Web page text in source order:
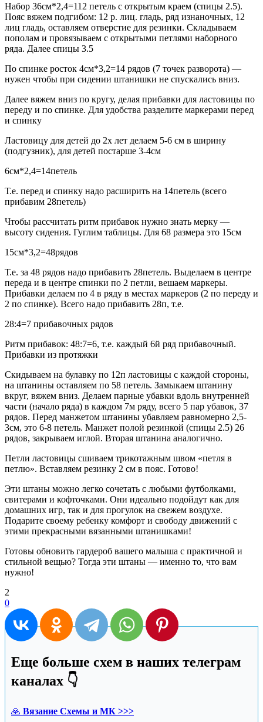
Набор 36см*2,4=112 петель с открытым краем (спицы 2.5).
Пояс вяжем подгибом: 12 р. лиц. гладь, ряд изнаночных, 12
лиц гладь, оставляем отверстие для резинки. Складываем
пополам и провязываем с открытыми петлями наборного
ряда. Далее спицы 3.5
По спинке росток 4см*3,2=14 рядов (7 точек разворота) —
нужен чтобы при сидении штанишки не спускались вниз.
Далее вяжем вниз по кругу, делая прибавки для ластовицы по
переду и по спинке. Для удобства разделите маркерами перед
и спинку
Ластовицу для детей до 2х лет делаем 5-6 см в ширину
(подгузник), для детей постарше 3-4см
6см*2,4=14петель
Т.е. перед и спинку надо расширить на 14петель (всего
прибавим 28петель)
Чтобы рассчитать ритм прибавок нужно знать мерку —
высоту сидения. Гуглим таблицы. Для 68 размера это 15см
15см*3,2=48рядов
Т.е. за 48 рядов надо прибавить 28петель. Выделаем в центре
переда и в центре спинки по 2 петли, вешаем маркеры.
Прибавки делаем по 4 в ряду в местах маркеров (2 по переду и
2 по спинке). Всего надо прибавить 28п, т.е.
28:4=7 прибавочных рядов
Ритм прибавок: 48:7=6, т.е. каждый 6й ряд прибавочный.
Прибавки из протяжки
Скидываем на булавку по 12п ластовицы с каждой стороны,
на штанины оставляем по 58 петель. Замыкаем штанину
вкруг, вяжем вниз. Делаем парные убавки вдоль внутренней
части (начало ряда) в каждом 7м ряду, всего 5 пар убавок, 37
рядов. Перед манжетом штанины убавляем равномерно 2,5-
3см, это 6-8 петель. Манжет полой резинкой (спицы 2.5) 26
рядов, закрываем иглой. Вторая штанина аналогично.
Петли ластовицы сшиваем трикотажным швом «петля в
петлю». Вставляем резинку 2 см в пояс. Готово!
Эти штаны можно легко сочетать с любыми футболками,
свитерами и кофточками. Они идеально подойдут как для
домашних игр, так и для прогулок на свежем воздухе.
Подарите своему ребенку комфорт и свободу движений с
этими прекрасными вязанными штанишками!
Готовы обновить гардероб вашего малыша с практичной и
стильной вещью? Тогда эти штаны — именно то, что вам
нужно!
2
0
Еще больше схем в наших телеграм
каналах 👇
🙏 Вязание Схемы и МК >>>